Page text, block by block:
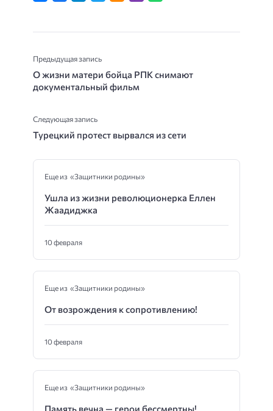
Предыдущая запись
О жизни матери бойца РПК снимают
документальный фильм
Следующая запись
Турецкий протест вырвался из сети
Еще из «Защитники родины»
Ушла из жизни революционерка Еллен
Жаадиджка
10 февраля
Еще из «Защитники родины»
От возрождения к сопротивлению!
10 февраля
Еще из «Защитники родины»
Память вечна — герои бессмертны!